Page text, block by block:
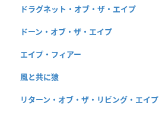
ドラグネット・オブ・ザ・エイプ
ドーン・オブ・ザ・エイプ
エイプ・フィアー
風と共に猿
リターン・オブ・ザ・リビング・エイプ